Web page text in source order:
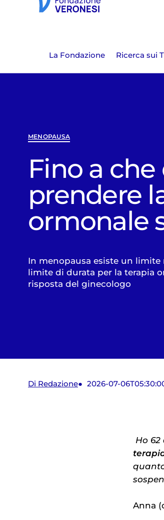
La Fondazione Ricerca sui
MENOPAUSA
Fino a
prendere
ormonale
In menopausa esiste un limite
limite di durata per la terapia
risposta del ginecologo
Di Redazione 2026-07-
Ho
Anna